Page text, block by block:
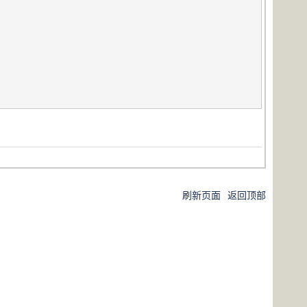
刷新页面 返回顶部